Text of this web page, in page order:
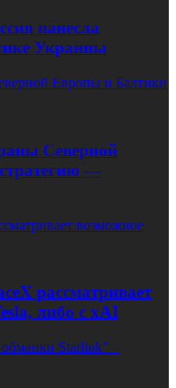
нанесла
Украины
Европы и Балтики
Северной
—
возможное
рассматривает
либо с xAI
Starlink” –